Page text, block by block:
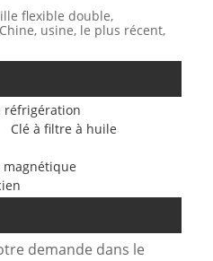
flexible double,
usine, le plus récent,
réfrigération
Clé à filtre à huile
magnétique
demande dans le